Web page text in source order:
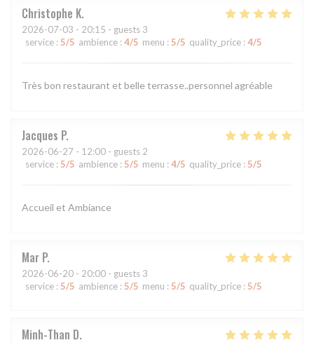
Christophe K
2026-07-03 - 20:15 - guests 3
service : 5/5 ambience : 4/5 menu : 5/5 quality_price : 4/5
Très bon restaurant et belle terrasse..personnel agréable
Jacques P
2026-06-27 - 12:00 - guests 2
service : 5/5 ambience : 5/5 menu : 4/5 quality_price : 5/5
Accueil et Ambiance
Mar P
2026-06-20 - 20:00 - guests 3
service : 5/5 ambience : 5/5 menu : 5/5 quality_price : 5/5
Minh-Than D